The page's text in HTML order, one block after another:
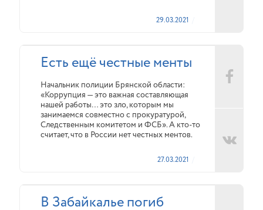
29.03.2021
Есть ещё честные менты
Начальник полиции Брянской области:
«Коррупция — это важная составляющая
нашей работы… это зло, которым мы
занимаемся совместно с прокуратурой,
Следственным комитетом и ФСБ». А кто-то
считает, что в России нет честных ментов.
27.03.2021
В Забайкалье погиб